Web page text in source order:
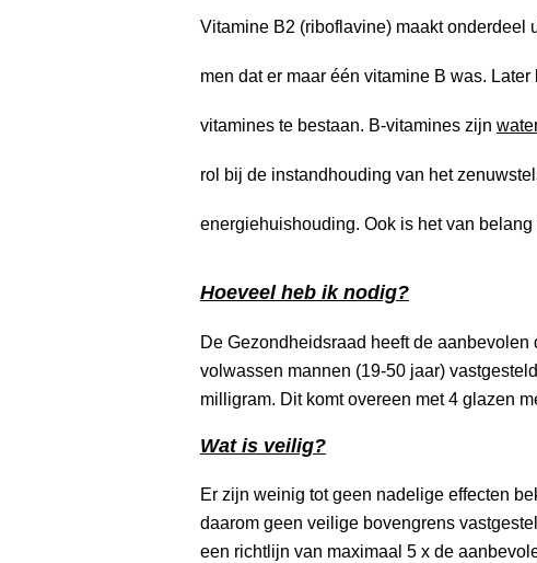
Vitamine B2 (riboflavine) maakt onderdeel
men dat er maar één vitamine B was.
vitamines te bestaan. B-vitamines zijn
rol bij de instandhouding van het
energiehuishouding. Ook is het van
Hoeveel heb ik nodig?
De Gezondheidsraad heeft de
volwassen mannen (19-50 jaar)
milligram. Dit komt overeen met 4 glazen
Wat is veilig?
Er zijn weinig tot geen nadelige effecten
daarom geen veilige bovengrens
een richtlijn van maximaal 5 x de